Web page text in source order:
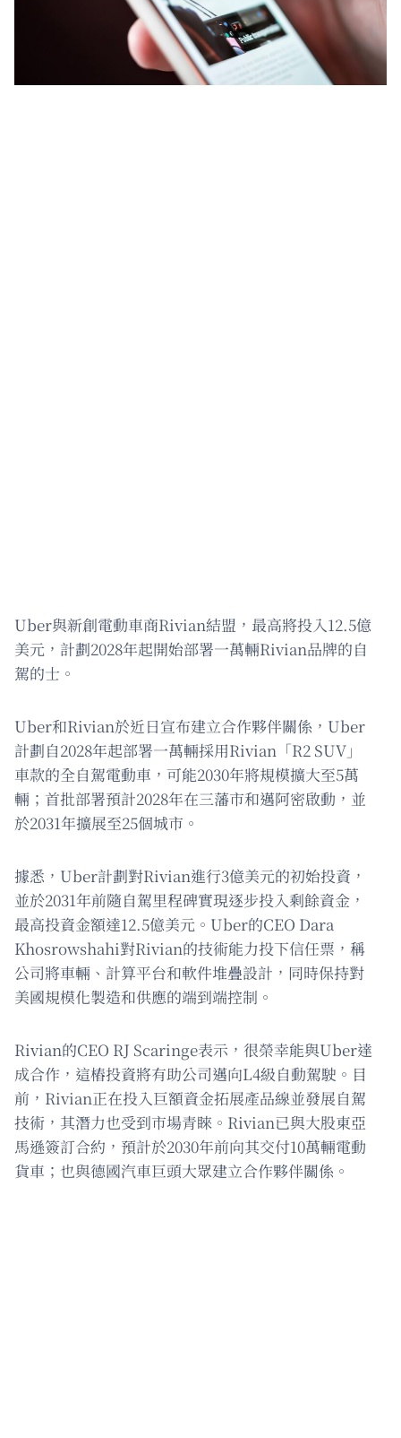
Uber與新創電動車商Rivian結盟，最高將投入12.5億
美元，計劃2028年起開始部署一萬輛Rivian品牌的自
駕的士。
Uber和Rivian於近日宣布建立合作夥伴關係，Uber
計劃自2028年起部署一萬輛採用Rivian「R2 SUV」
車款的全自駕電動車，可能2030年將規模擴大至5萬
輛；首批部署預計2028年在三藩市和邁阿密啟動，並
於2031年擴展至25個城市。
據悉，Uber計劃對Rivian進行3億美元的初始投資，
並於2031年前隨自駕里程碑實現逐步投入剩餘資金，
最高投資金額達12.5億美元。Uber的CEO Dara
Khosrowshahi對Rivian的技術能力投下信任票，稱
公司將車輛、計算平台和軟件堆疊設計，同時保持對
美國規模化製造和供應的端到端控制。
Rivian的CEO RJ Scaringe表示，很榮幸能與Uber達
成合作，這樁投資將有助公司邁向L4級自動駕駛。目
前，Rivian正在投入巨額資金拓展產品線並發展自駕
技術，其潛力也受到市場青睞。Rivian已與大股東亞
馬遜簽訂合約，預計於2030年前向其交付10萬輛電動
貨車；也與德國汽車巨頭大眾建立合作夥伴關係。